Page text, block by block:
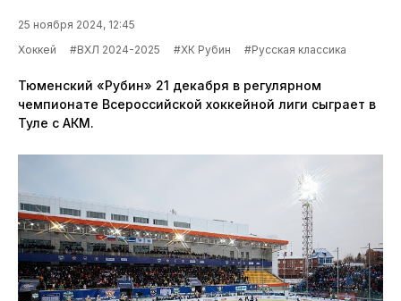
25 ноября 2024, 12:45
Хоккей
#ВХЛ 2024-2025 #ХК Рубин #Русская классика
Тюменский «Рубин» 21 декабря в регулярном
чемпионате Всероссийской хоккейной лиги сыграет в
Туле с АКМ.